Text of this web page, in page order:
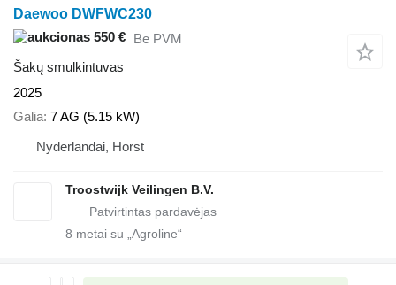
Daewoo DWFWC230
550 € Be PVM
Šakų smulkintuvas
2025
Galia 7 AG (5.15 kW)
Nyderlandai, Horst
Troostwijk Veilingen B.V.
8 metai su „Agroline“